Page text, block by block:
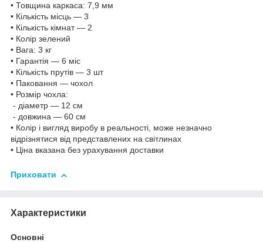
• Товщина каркаса: 7,9 мм
• Кількість місць — 3
• Кількість кімнат — 2
• Колір зелений
• Вага: 3 кг
• Гарантія — 6 міс
• Кількість прутів — 3 шт
• Паковання — чохол
• Розмір чохла:
- діаметр — 12 см
- довжина — 60 см
• Колір і вигляд виробу в реальності, може незначно
відрізнятися від представлених на світлинах
• Ціна вказана без урахування доставки
Приховати
Характеристики
Основні